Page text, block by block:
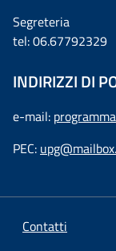
Segreteria
tel: 06.67792329
INDIRIZZI DI
e-mail:
PEC:
Contatti